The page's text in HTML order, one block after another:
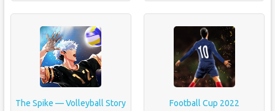
The Spike — Volleyball Story Football Cup 2022